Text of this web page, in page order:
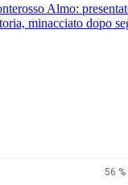
Almo:
minacciato dopo
56 %